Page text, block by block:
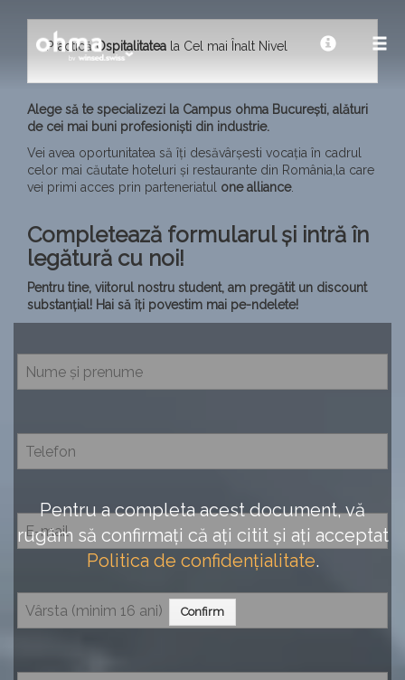
PracticăOspitalitatea la Cel mai Înalt Nivel
Alege să te specializezi la Campus ohma București, alături
de cei mai buni profesioniști din industrie.
Vei avea oportunitatea să îți desăvârșesti vocația în cadrul
celor mai căutate hoteluri și restaurante din România,la care
vei primi acces prin parteneriatul one alliance.
Completează formularul și intră în
legătură cu noi!
Pentru tine, viitorul nostru student, am pregătit un discount
substanțial! Hai să îți povestim mai pe-ndelete!
Pentru a completa acest document, vă
rugăm să confirmați că ați citit și ați acceptat
Politica de confidențialitate.
Confirm